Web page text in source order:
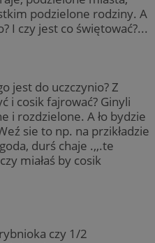
podzielone rodziny. A
I czy jest co świętować?...
jest do uczczynio? Z
i cosik fajrować? Ginyli
i rozdzielone. A ło bydzie
sie to np. na przikładzie
durś chaje .,,.te
miałaś by cosik
czy 1/2